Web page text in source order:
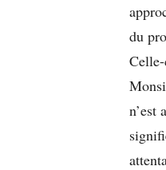
du
n’est